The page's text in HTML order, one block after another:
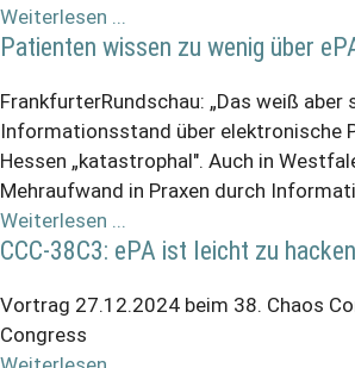
Weiterlesen ...
Patienten wissen zu wenig über
FrankfurterRundschau: „Das weiß aber
Informationsstand über elektronische
Hessen „katastrophal". Auch in
Mehraufwand in Praxen durch
Weiterlesen ...
CCC-38C3: ePA ist leicht zu hacken
Vortrag 27.12.2024 beim 38. Chaos
Congress